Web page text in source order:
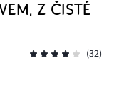
Z ČISTÉ
(32)